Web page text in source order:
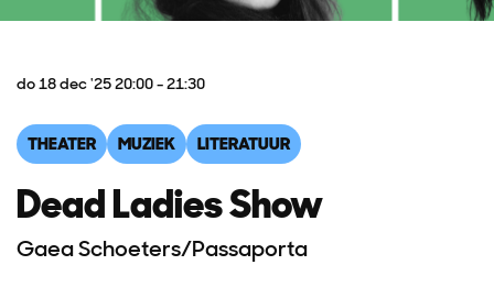
THEATER MUZIEK LITERATUUR
Dead Ladies Show
Gaea Schoeters/Passaporta
do 18 dec '2520:00 - 21:30